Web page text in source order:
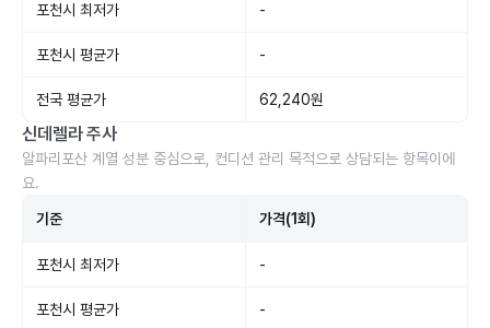
포천시 최저가 -
포천시 평균가 -
전국 평균가 62,240원
신데렐라 주사
알파리포산 계열 성분 중심으로, 컨디션 관리 목적으로 상담되는 항목이에
요.
기준 가격(1회)
포천시 최저가 -
포천시 평균가 -